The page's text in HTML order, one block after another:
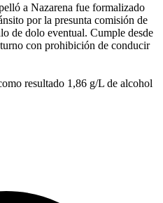
a Nazarena fue formalizado
por la presunta comisión de
de dolo eventual. Cumple desde
con prohibición de conducir
resultado 1,86 g/L de alcohol